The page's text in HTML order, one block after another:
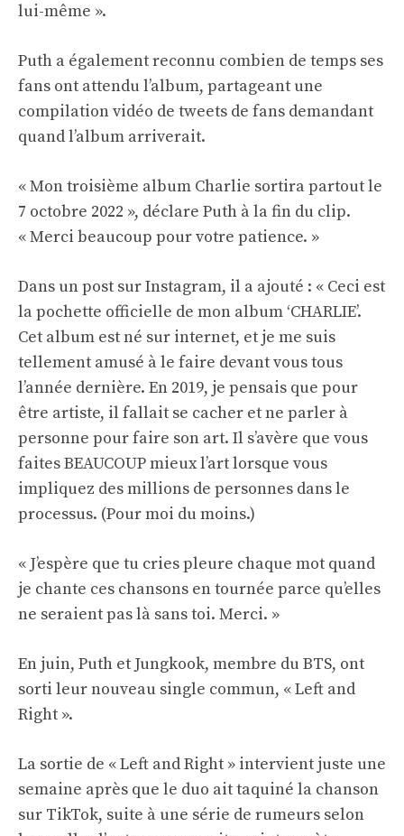
lui-même ».
Puth a également reconnu combien de temps ses
fans ont attendu l’album, partageant une
compilation vidéo de tweets de fans demandant
quand l’album arriverait.
« Mon troisième album Charlie sortira partout le
7 octobre 2022 », déclare Puth à la fin du clip.
« Merci beaucoup pour votre patience. »
Dans un post sur Instagram, il a ajouté : « Ceci est
la pochette officielle de mon album ‘CHARLIE’.
Cet album est né sur internet, et je me suis
tellement amusé à le faire devant vous tous
l’année dernière. En 2019, je pensais que pour
être artiste, il fallait se cacher et ne parler à
personne pour faire son art. Il s’avère que vous
faites BEAUCOUP mieux l’art lorsque vous
impliquez des millions de personnes dans le
processus. (Pour moi du moins.)
« J’espère que tu cries pleure chaque mot quand
je chante ces chansons en tournée parce qu’elles
ne seraient pas là sans toi. Merci. »
En juin, Puth et Jungkook, membre du BTS, ont
sorti leur nouveau single commun, « Left and
Right ».
La sortie de « Left and Right » intervient juste une
semaine après que le duo ait taquiné la chanson
sur TikTok, suite à une série de rumeurs selon